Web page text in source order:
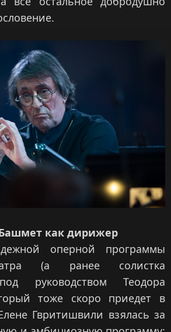
как дирижер
оперной программы
(а ранее солистка
руководством Теодора
тоже скоро приедет в
Гвритишвили взялась за